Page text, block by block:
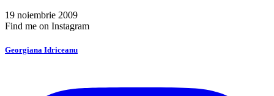
19 noiembrie 2009
Find me on Instagram
Georgiana Idriceanu